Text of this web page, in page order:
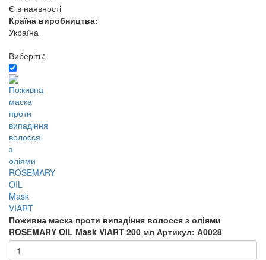
Є в наявності
Країна виробництва:
Україна
Виберіть:
Поживна маска проти випадіння волосся з оліями
ROSEMARY OIL Mask VIART 200 мл Артикул: A0028